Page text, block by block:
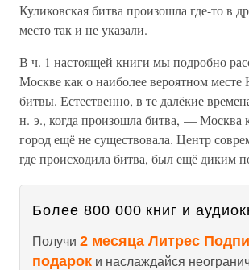
Куликовская битва произошла где-то в
место так и не указали.
В ч. 1 настоящей книги мы подробно
Москве как о наиболее вероятном месте
битвы. Естественно, в те далёкие
н. э., когда произошла битва, — Москва
город ещё не существовала. Центр
где происходила битва, был ещё диким
Более 800 000 книг и
Получи 2 месяца Литрес
подарок и наслаждайся